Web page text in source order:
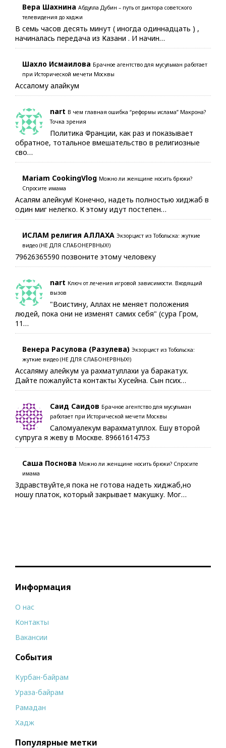
Вера Шахнина Абдулла Дубин – путь от диктора советского
телевидения до хаджи
В семь часов десять минут ( иногда одиннадцать ) ,
начиналась передача из Казани . И начин…
Шахло Исмаилова Брачное агентство для мусульман работает
при Исторической мечети Москвы
Ассалому алайкум
nart В чем главная ошибка “реформы ислама” Макрона?
Точка зрения
Политика Франции, как раз и показывает
обратное, тотальное вмешательство в религиозные
сво…
Mariam CookingVlog Можно ли женщине носить брюки?
Спросите имама
Асалям алейкум! Конечно, надеть полностью хиджаб в
один миг нелегко. К этому идут постепен…
ИСЛАМ религия АЛЛАХА Экзорцист из Тобольска: жуткие
видео (НЕ ДЛЯ СЛАБОНЕРВНЫХ!)
79626365590 позвоните этому человеку
nart Ключ от лечения игровой зависимости. Входящий
вызов
"Воистину, Аллах не меняет положения
людей, пока они не изменят самих себя" (сура Гром,
11…
Венера Расулова (Разулева) Экзорцист из Тобольска:
жуткие видео (НЕ ДЛЯ СЛАБОНЕРВНЫХ!)
Ассаляму алейкум уа рахматуллахи уа баракатух.
Дайте пожалуйста контакты Хусейна. Сын псих…
Саид Саидов Брачное агентство для мусульман
работает при Исторической мечети Москвы
Саломуалекум варахматуллох. Ешу второй
супруга я жеву в Москве. 89661614753
Саша Поснова Можно ли женщине носить брюки? Спросите
имама
Здравствуйте,я пока не готова надеть хиджаб,но
ношу платок, который закрывает макушку. Мог…
Информация
О нас
Контакты
Вакансии
События
Курбан-байрам
Ураза-байрам
Рамадан
Хадж
Популярные метки